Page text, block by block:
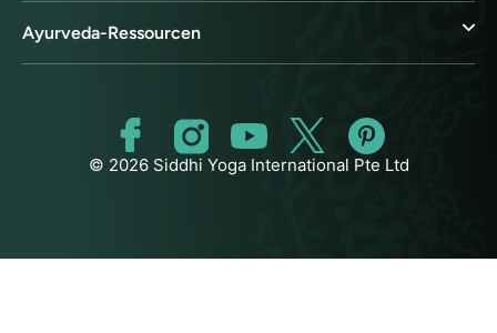
Ayurveda-Ressourcen
© 2026 Siddhi Yoga International Pte Ltd